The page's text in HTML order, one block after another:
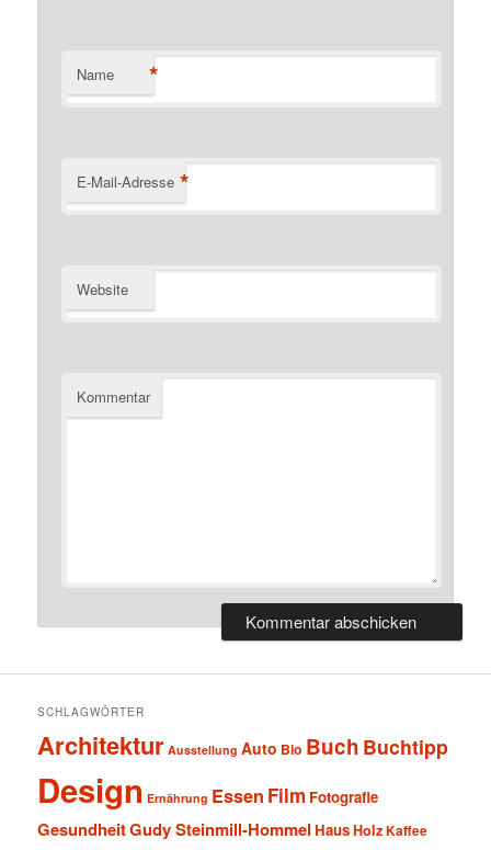
Name *
E-Mail-Adresse *
Website
Kommentar
SCHLAGWÖRTER
Architektur Ausstellung Auto Bio Buch Buchtipp
Design Ernährung Essen Film Fotografie
GesundheitGudy Steinmill-Hommel HausHolzKaffee